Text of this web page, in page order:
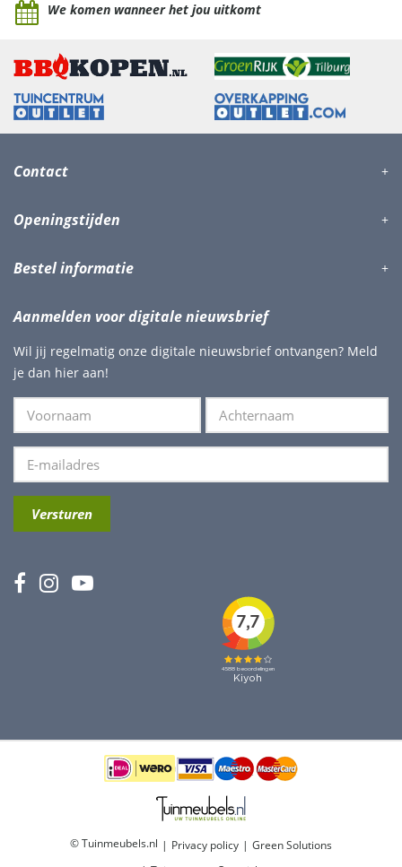
We komen wanneer het jou uitkomt
Contact
Openingstijden
Bestel informatie
Aanmelden voor digitale nieuwsbrief
Wil jij regelmatig onze digitale nieuwsbrief ontvangen? Meld
je dan hier aan!
© Tuinmeubels.nl Privacy policy
Green Solutions